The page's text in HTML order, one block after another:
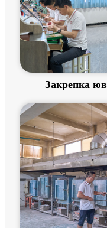
Закрепка